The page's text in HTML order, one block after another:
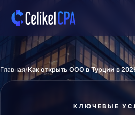
Главная Как открыть ООО в Турции в
КЛЮЧЕВЫЕ